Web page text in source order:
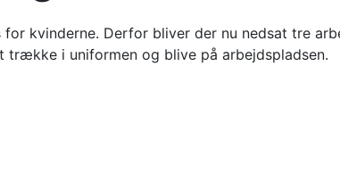
kvinderne. Derfor bliver der nu nedsat tre
i uniformen og blive på arbejdspladsen.